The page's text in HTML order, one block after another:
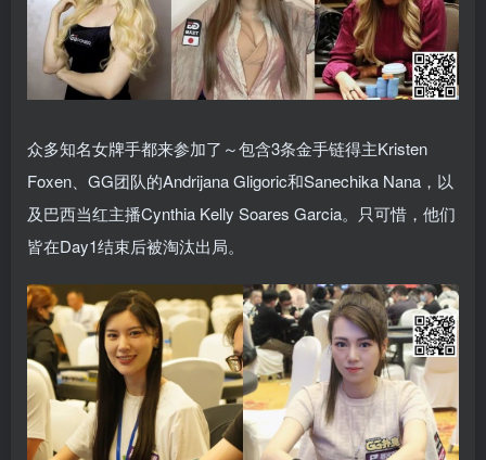
众多知名女牌手都来参加了～包含3条金手链得主Kristen
Foxen、GG团队的Andrijana Gligoric和Sanechika Nana，以
及巴西当红主播Cynthia Kelly Soares Garcia。只可惜，他们
皆在Day1结束后被淘汰出局。